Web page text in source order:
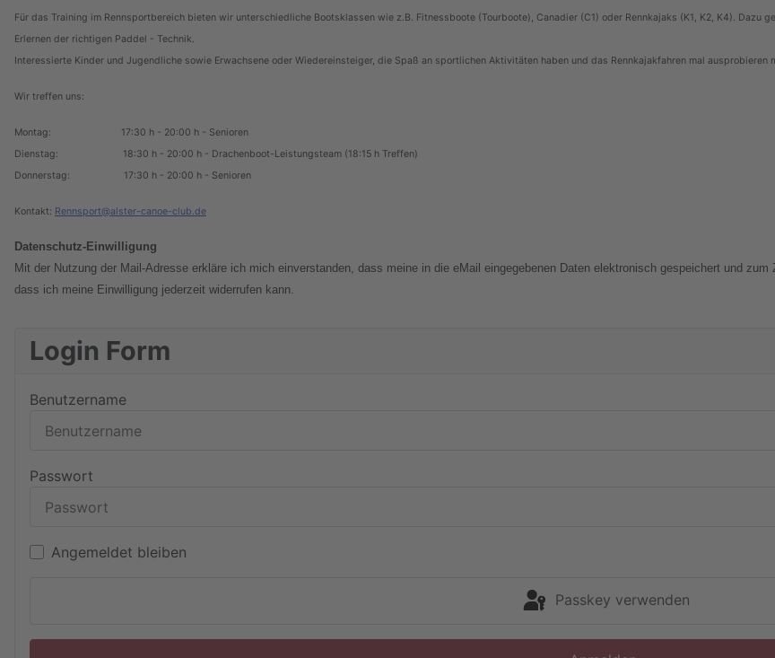
Für das Training im Rennsportbereich bieten wir unterschiedliche Bootsklassen wie z.B. Fitnessboote (Tourboote), Canadier (C1) oder Rennkajaks (K1, K2, K4). Dazu
Erlernen der richtigen Paddel - Technik.
Interessierte Kinder und Jugendliche sowie Erwachsene oder Wiedereinsteiger, die Spaß an sportlichen Aktivitäten haben und das Rennkajakfahren mal
Wir treffen uns:
Montag: 17:30 h - 20:00 h - Senioren
Dienstag: 18:30 h - 20:00 h - Drachenboot-Leistungsteam (18:15 h Treffen)
Donnerstag: 17:30 h - 20:00 h - Senioren
Kontakt: Rennsport@alster-canoe-club.de
Datenschutz-Einwilligung
Mit der Nutzung der Mail-Adresse erkläre ich mich einverstanden, dass meine in die eMail eingegebenen Daten elektronisch gespeichert und
dass ich meine Einwilligung jederzeit widerrufen kann.
Login Form
Benutzername
Passwort
Angemeldet bleiben
Passkey verwenden